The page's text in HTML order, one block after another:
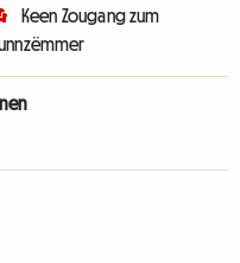
Keen Zougang zum